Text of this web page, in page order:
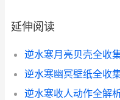
延伸阅读